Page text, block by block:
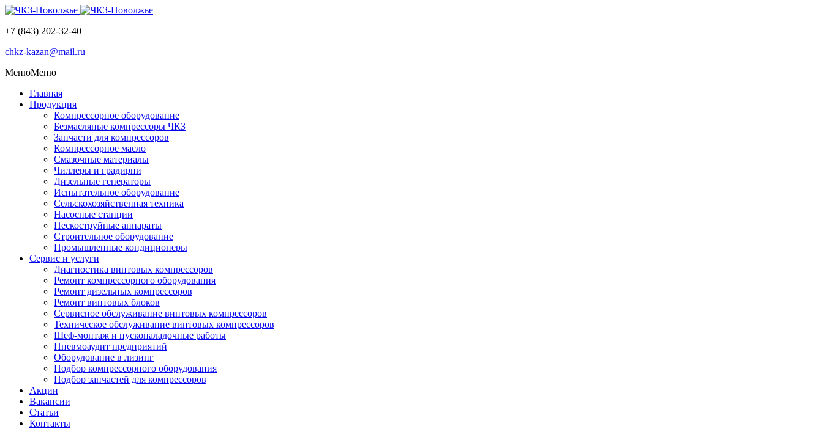
+7 (843) 202-32-40
chkz-kazan@mail.ru
МенюМеню
Главная
Продукция
Компрессорное оборудование
Безмасляные компрессоры ЧКЗ
Запчасти для компрессоров
Компрессорное масло
Смазочные материалы
Чиллеры и градирни
Дизельные генераторы
Испытательное оборудование
Сельскохозяйственная техника
Насосные станции
Пескоструйные аппараты
Строительное оборудование
Промышленные кондиционеры
Сервис и услуги
Диагностика винтовых компрессоров
Ремонт компрессорного оборудования
Ремонт дизельных компрессоров
Ремонт винтовых блоков
Сервисное обслуживание винтовых компрессоров
Техническое обслуживание винтовых компрессоров
Шеф-монтаж и пусконаладочные работы
Пневмоаудит предприятий
Оборудование в лизинг
Подбор компрессорного оборудования
Подбор запчастей для компрессоров
Акции
Вакансии
Статьи
Контакты